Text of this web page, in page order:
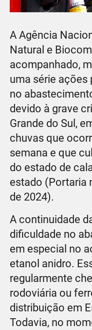
A Agência
Natural e
acompanhado,
uma série
no
devido à grave
Grande do Sul,
chuvas que
semana e que
do estado de
estado (Portaria
de 2024).
A continuidade
dificuldade no
em especial no
etanol anidro.
regularmente
rodoviária ou
distribuição em
Todavia, no